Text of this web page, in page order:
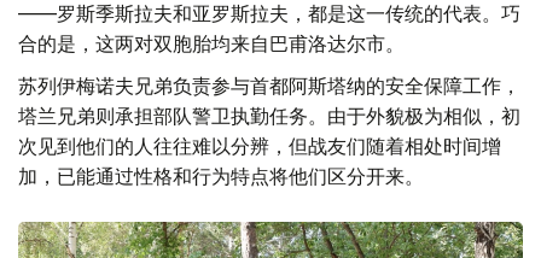
——罗斯季斯拉夫和亚罗斯拉夫，都是这一传统的代表。巧
合的是，这两对双胞胎均来自巴甫洛达尔市。
苏列伊梅诺夫兄弟负责参与首都阿斯塔纳的安全保障工作，
塔兰兄弟则承担部队警卫执勤任务。由于外貌极为相似，初
次见到他们的人往往难以分辨，但战友们随着相处时间增
加，已能通过性格和行为特点将他们区分开来。